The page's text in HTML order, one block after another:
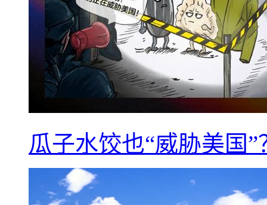
瓜子水饺也“威胁美国”